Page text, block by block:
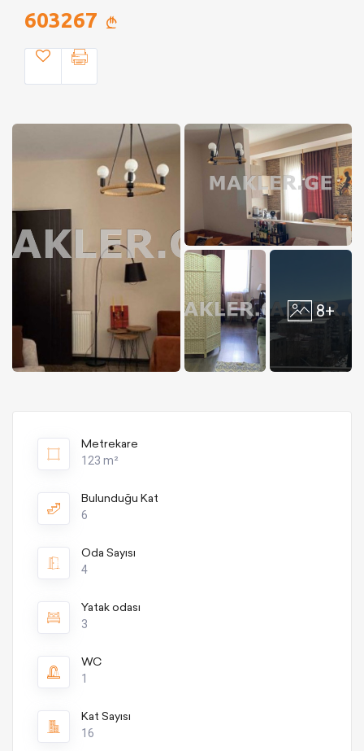
603267
8+
Metrekare
123 m²
Bulunduğu Kat
6
Oda Sayısı
4
Yatak odası
3
WC
1
Kat Sayısı
16